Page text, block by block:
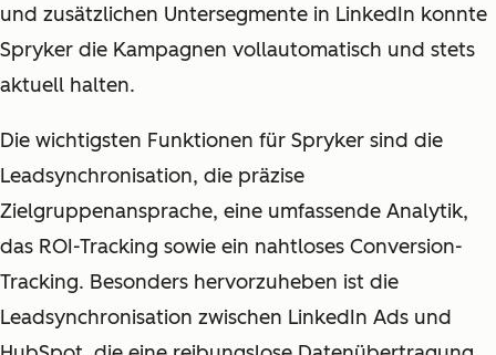
und zusätzlichen Untersegmente in LinkedIn konnte
Spryker die Kampagnen vollautomatisch und stets
aktuell halten.
Die wichtigsten Funktionen für Spryker sind die
Leadsynchronisation, die präzise
Zielgruppenansprache, eine umfassende Analytik,
das ROI-Tracking sowie ein nahtloses Conversion-
Tracking. Besonders hervorzuheben ist die
Leadsynchronisation zwischen LinkedIn Ads und